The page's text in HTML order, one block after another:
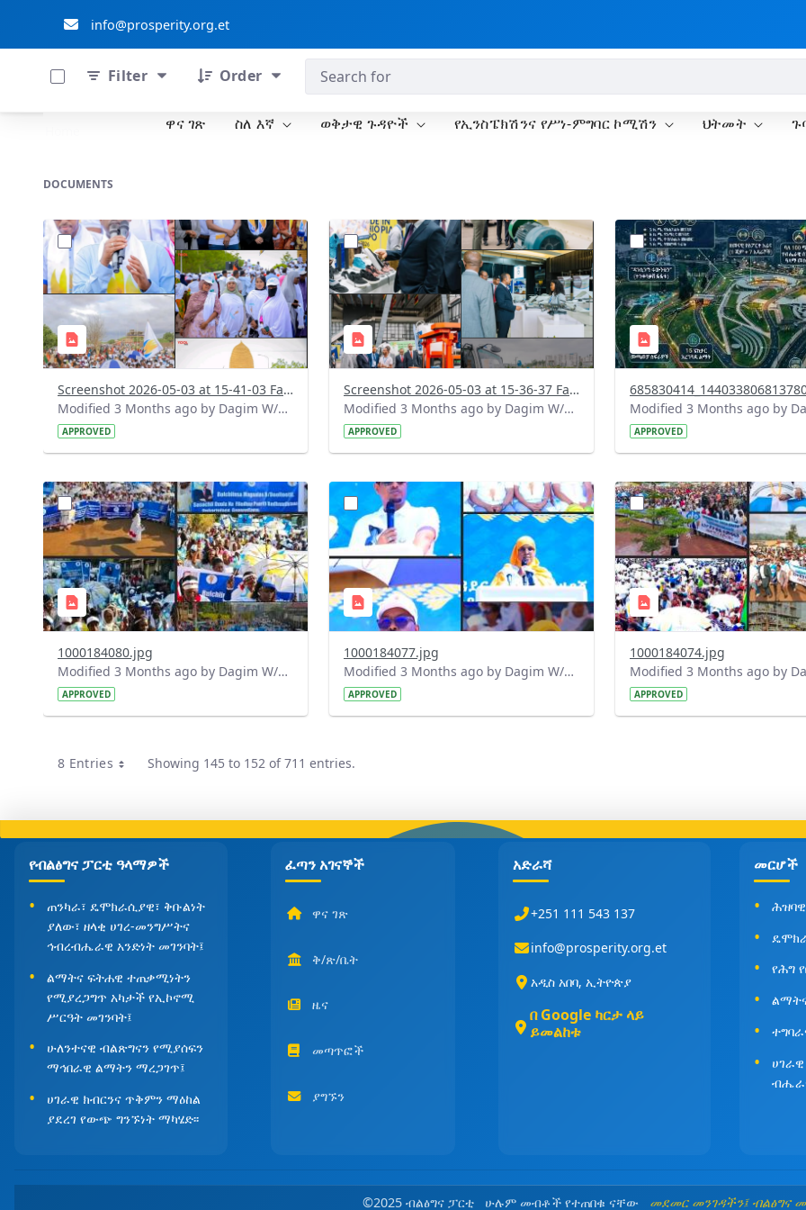
info@prosperity.org.et
ብልፅግና ፓርቲ
ዋና ገጽ ስለ እኛ ወቅታዊ ጉዳዮች የኢንስፔክሽንና የሥነ-ምግባር ኮሚሽን ህትመት
Filter Order
DOCUMENTS
?
version=1.0&t=1777812449169&image
Thumbnail=1
Screenshot 2026-05-03 at 15-41-03 Facebook.png
Modified 3 Months ago by Dagim W/Mariam.
APPROVED
?
version=1.0&t=1777811987129&image
Thumbnail=1
Screenshot 2026-05-03 at 15-36-37 Facebook.png
Modified 3 Months ago by Dagim W/Mariam.
APPROVED
?
Thumbnail=1
APPROVED
?
version=1.0&t=1777639365443&image
Thumbnail=1
1000184080.jpg
Modified 3 Months ago by Dagim W/Mariam.
APPROVED
?
version=1.0&t=1777639285075&image
Thumbnail=1
1000184077.jpg
Modified 3 Months ago by Dagim W/Mariam.
APPROVED
?
Thumbnail=1
1000184074.jpg
APPROVED
8 EntriesPer PageShowing 145 to 152 of 711 entries.
የብልፅግና ፓርቲ ዓላማዎች
ጠንካራ፣ ዴሞክራሲያዊ፣ ቅቡልነት
ያለው፣ ዘላቂ ሀገረ-መንግሥትና
ኅብረብሔራዊ አንድነት መገንባት፤
ልማትና ፍትሐዊ ተጠቃሚነትን
የሚያረጋግጥ አካታች የኢኮኖሚ
ሥርዓት መገንባት፤
ሁለንተናዊ ብልጽግናን የሚያሰፍን
ማኅበራዊ ልማትን ማረጋገጥ፤
ሀገራዊ ክብርንና ጥቅምን ማዕከል
ያደረገ የውጭ ግንኙነት ማካሄድ፡፡
ፈጣን አገናኞች
ዋና ገጽ
ቅ/ጽ/ቤት
ዜና
መጣጥፎች
ያግኙን
አድራሻ
+251 111 543 137
info@prosperity.org.et
አዲስ አበባ, ኢትዮጵያ
በ Google ካርታ ላይ
ይመልከቱ
መርሆች
የሕግ
©2025 ብልፅግና ፓርቲ ሁሉም መብቶች የተጠበቁ ናቸው መደመር መንገዳችን፤ ብልፅግና